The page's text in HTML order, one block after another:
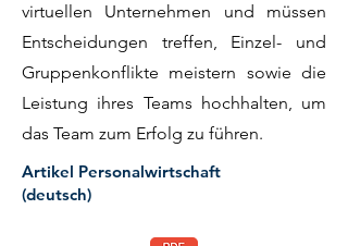
virtuellen Unternehmen und müssen
Entscheidungen treffen, Einzel- und
Gruppenkonflikte meistern sowie die
Leistung ihres Teams hochhalten, um
das Team zum Erfolg zu führen.
Artikel Personalwirtschaft
(deutsch)